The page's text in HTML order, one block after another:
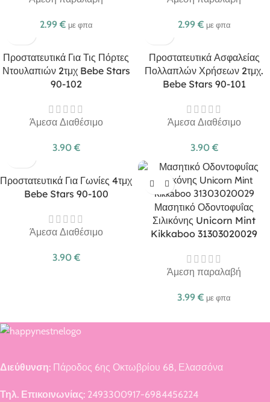
2.99 € με φπα 2.99 € με φπα
Προστατευτικά Για Τις Πόρτες
Ντουλαπιών 2τμχ Bebe Stars
90-102
Άμεσα Διαθέσιμο
3.90 €
Προστατευτικά Ασφαλείας
Πολλαπλών Χρήσεων 2τμχ.
Bebe Stars 90-101
Άμεσα Διαθέσιμο
3.90 €
Προστατευτικά Για Γωνίες 4τμχ
Bebe Stars 90-100
Άμεσα Διαθέσιμο
3.90 €
Μασητικό Οδοντοφυΐας
Σιλικόνης Unicorn Mint
Kikkaboo 31303020029
Άμεση παραλαβή
3.99 € με φπα
Διεύθυνση: Πάροδος 6ης Οκτωβρίου 68, Ελασσόνα
Τηλ. Επικοινωνίας: 2493300917-6984456224